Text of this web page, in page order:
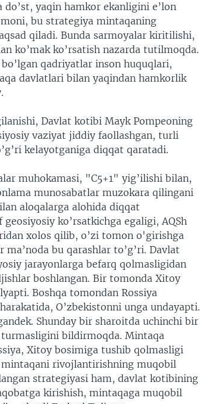
yaqin hamkor ekanligini e’lon
bu strategiya mintaqaning
qiladi. Bunda sarmoyalar kiritilishi,
ko’mak ko’rsatish nazarda tutilmoqda.
qadriyatlar inson huquqlari,
davlatlari bilan yaqindan hamkorlik
Davlat kotibi Mayk Pompeoning
vaziyat jiddiy faollashgan, turli
kelayotganiga diqqat qaratadi.
muhokamasi, "C5+1" yig’ilishi bilan,
munosabatlar muzokara qilingani
aloqalarga alohida diqqat
ko’rsatkichga egaligi, AQSh
xolos qilib, o’zi tomon o'girishga
bu qarashlar to’g’ri. Davlat
jarayonlarga befarq qolmasligidan
boshlangan. Bir tomonda Xitoy
Boshqa tomondan Rossiya
O’zbekistonni unga undayapti.
Shunday bir sharoitda uchinchi bir
bildirmoqda. Mintaqa
Xitoy bosimiga tushib qolmasligi
rivojlantirishning muqobil
strategiyasi ham, davlat kotibining
kirishish, mintaqaga muqobil